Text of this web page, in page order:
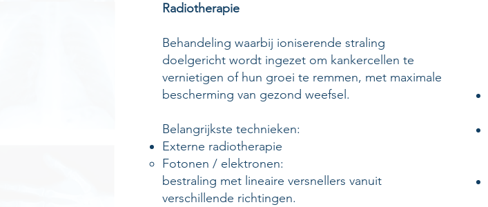
Radiotherapie
​Behandeling waarbij ioniserende straling
doelgericht wordt ingezet om kankercellen te
vernietigen of hun groei te remmen, met maximale
bescherming van gezond weefsel.
Belangrijkste technieken:
Externe radiotherapie
Fotonen / elektronen​:
​bestraling met lineaire versnellers vanuit
verschillende richtingen.